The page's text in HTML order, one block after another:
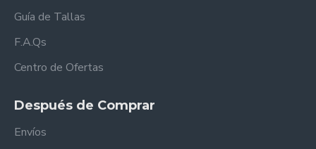
Guía de Tallas
F.A.Qs
Centro de Ofertas
Después de Comprar
Envíos